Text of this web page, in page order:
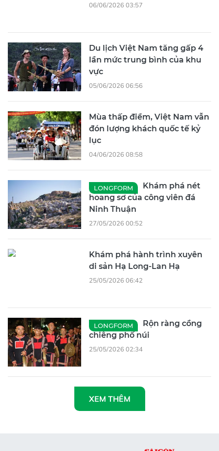
06/06/2026 03:57
Du lịch Việt Nam tăng gấp 4
lần mức trung bình của khu
vực
05/06/2026 06:56
Mùa thấp điểm, Việt Nam vẫn
đón lượng khách quốc tế kỷ
lục
04/06/2026 08:58
LONGFORM
Khám phá nét
hoang sơ của công viên đá
Ninh Thuận
27/05/2026 00:52
Khám phá hành trình xuyên
di sản Hạ Long-Lan Hạ
25/05/2026 06:42
LONGFORM
Rộn ràng cồng
chiêng phố núi
25/05/2026 02:34
XEM THÊM